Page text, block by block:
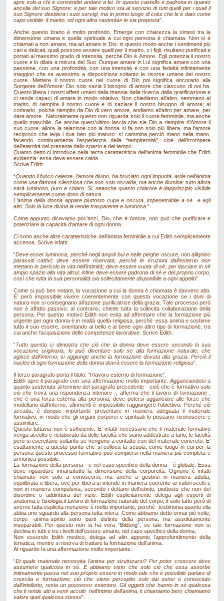
apre solo a chi è consentito andare a lei. In questo castello è padrona in quanto
ancella del suo Signore; e per tale motivo sta al servizio di tutti quelli per i quali il
suo Signore desidera i suoi servigi, ma in primo luogo di colui che le è dato come
capo visibile: il marito, od ogni altra «autorità» le sia preposta”.
Anche questo brano è molto profondo. Emerge con chiarezza la sintesi tra la
dimensione umana e quella spirituale a cui ogni persona è chiamata. Non si è
chiamati a non amare, ma ad amare in Dio: in questo modo anche i sentimenti più
cari e delicati, quali possono essere quelli per il marito, o i figli, risultano purificati e
portati al massimo grado di intensità, perché Dio è Amore. Egli potenzia il nostro
cuore e lo dilata a misura del Suo. Dunque amare in Lui significa amare con una
passione, con una profondità, con una intensità e con una fedeltà infinitamente
maggiori che se avessimo a disposizione soltanto le risorse umane del nostro
cuore. Mettere il nostro cuore nel cuore di Dio poi significa ancorarlo alla
Sorgente dell’Amore: Dio solo sazia il bisogno di amore che ciascuno di noi ha.
Questo libera i nostri affetti umani dalla tirannia della ricerca della gratificazione e
ci rende capaci di amare in modo oblativo. Non chiediamo all’altro, nemmeno al
marito, di riempire il nostro cuore e di saziare il nostro bisogno di amore; al
contrario, poiché riempito da Dio di vero amore, andiamo all’altro per amare, per
dare amore. Naturalmente questo non riguarda solo il cuore femminile, ma anche
quello maschile. Se anche quest’ultimo lascia che sia Dio a riempire d’Amore il
suo cuore, allora la relazione con la donna si fa non solo più libera, ma l’amore
reciproco che lega i due ben più maturo: si cammina perciò mano nella mano,
facendo continuamente l’esperienza della “tempiternità”, cioè dell’irrompere
dell’eternità nel presente dello spazio e del tempo.
Quanto detto ci introduce nella terza caratteristica dell’anima femminile che Edith
evidenzia: essa deve essere calda.
Scrive Edith:
“Quando il fuoco celeste, l’amore divino, ha bruciato ogni impurità, arde nell’anima
come una fiamma silenziosa che non solo riscalda, ma anche illumina: tutto allora
sarà luminoso, puro e chiaro. Sì, neanche questo chiarore è dapprincipio visibile
semplicemente come dono di natura.
L’anima della donna appare piuttosto cupa e oscura, impenetrabile a sé e agli
altri. Solo la luce divina la rende trasparente e luminosa. ”
Come appunto dicevamo poc’anzi, Dio, che è Amore, non può che purificare e
potenziare la capacità d’amare di ogni donna.
Ci sono anche altre caratteristiche dell’anima femminile a cui Edith semplicemente
accenna. Scrive infatti:
“Deve esser luminosa, perché negli angoli bui e nelle pieghe oscure, non allignino
parassiti cattivi; deve essere riservata, perché le irruzioni dall’esterno non
mettano in pericolo la vita nell’intimità; deve essere vuota di sé, per lasciare in sé
ampio spazio alla vita altrui; infine deve essere padrona di sé e del proprio corpo,
così che tutta la sua personalità sia sollecitamente disponibile a ogni appello”.
Come si può ben notare, la vocazione a cui la donna è chiamata è davvero alta.
E’ però impossibile vivere coerentemente con questa vocazione se i doni di
natura non si consegnano all’azione purificatrice della grazia. Tale processo però
non è affatto passivo: al contrario, chiede tutta la sollecita collaborazione della
persona. Per questo motivo Edith non esita ad affermare che la formazione più
urgente per ogni donna è in realtà quella religiosa, perché essa anima e sostiene
tutto il suo essere, orientando al bello e al bene ogni altro tipo di formazione, tra
cui anche l’acquisizione delle competenze lavorative. Scrive Edith:
“Tutto questo ci dimostra che ciò che la donna deve essere secondo la sua
vocazione originaria, lo può diventare solo se alla formazione naturale, che
agisce dall’interno, si aggiunge anche la formazione dovuta alla grazia. Perciò il
nucleo di ogni formazione della donna dovrà essere la formazione religiosa”.
Il terzo paragrafo porta il titolo: “Il lavoro esterno di formazione”.
Edith apre il paragrafo con una affermazione molto importante. Agganciandosi a
quanto sostenuto al termine del paragrafo precedente - cioè che è formativo solo
ciò che trova una rispondenza interiore -, afferma che il lavoro di formazione ,
che è una forza esterna alla persona, deve potersi agganciare alle forze che
modellano dall’interno, altrimenti è impossibile raggiungere l’obiettivo. Perché ciò
accada, è dunque importante presentare in maniera adeguata il materiale
formativo, in modo che gli organi corporei e spirituali lo possano riconoscere e
assimilare.
Questo tuttavia non è sufficiente. E’ infatti necessario che il materiale formativo
venga accolto e rielaborato da delle facoltà che siano addestrate a farlo; le facoltà
però si esercitano soltanto se vengono a contatto con del materiale concreto. E’
esattamente a questo punto che si colloca la scuola, come luogo in cui per la
persona questo processo formativo può compiersi nella maniera più completa e
armonica possibile.
La formazione della persona - e nel caso specifico della donna - è globale. Essa
deve riguardare innanzitutto la dimensione della corporeità. Ognuno è infatti
chiamato non solo a conoscersi, ma anche a gestirsi in maniera adulta,
equilibrata e libera, ove per libera si intende in maniera coerente ai valori scelti e
non in maniera compulsiva, secondo i dettami dell’istinto, piuttosto che non del
disordine o addirittura del vizio. Edith esplicitamente delega agli esperti di
anatomia e fisiologia il lavoro di formazione naturale del corpo; il solo fatto però di
averne fatta esplicita menzione è molto importante, perché testimonia quanto ella
abbia uno sguardo alla persona tutta intera. Come abbiamo detto ormai più volte,
corpo -anima-spirito sono parti distinte della persona, ma assolutamente
inseparabili. Per questo non si ha vera “Bildung”, se tale formazione non si
declina in tutti e tre i livelli dell’essere umano, nel caso specifico della donna.
Non essendo Edith medico, delega ad altri appunto l’approfondimento della
tematica, mentre si riserva di trattare la formazione dell’anima.
Al riguardo fa una affermazione molto importante:
“Di quale materiale necessita l’anima per strutturarsi? Per poter crescere deve
assumere qualcosa in sé. E abbiamo visto che solo ciò che essa assorbe
intimamente passa nel suo proprio essere in modo tale che è possibile parlare di
crescita e formazione; ciò che viene percepito solo dai sensi o conosciuto
dall’intelletto, resta un possesso esteriore. Gli oggetti che hanno in sé qualcosa
che li rende atti a venir accolti nell’intimo dell’anima, li chiamiamo beni; chiamiamo
valore quel qualcosa stesso”.